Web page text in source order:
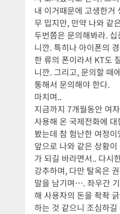
내 이거때문에 고생한거
무 밉지만, 만약 나와 같
두번쯤은 문의해봐라.
니깐. 특히나 아이폰의
한 류의 폰이라서 KT도
니깐. 그리고, 문의할 때
통해서 문의해야 한다.
마치며..
지금까지 7개월동안 여
사용해 온 국제전화에
봤는데 참 험난한 여정
앞으로 나와 같은 상황
가 되길 바라면서.. 다시
강추하며, 다만 탈옥은
말을 남기며…. 좌우간
해 사용자의 돈을 좍좍
하는 것 같으니 조심하길